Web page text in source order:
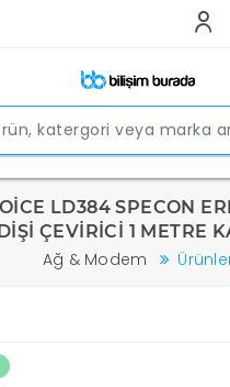
LD384 SPECON
ÇEVİRİCİ 1 METRE
Ağ & Modem